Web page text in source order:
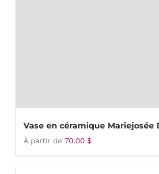
Vase en céramique Mariejosée
À partir de 70.00 $